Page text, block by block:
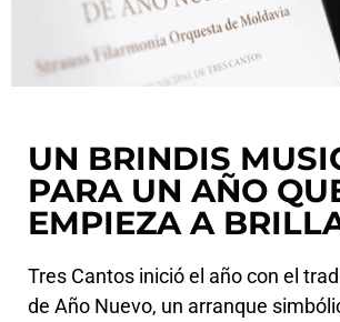
UN BRINDIS
PARA UN AÑO
EMPIEZA A
Tres Cantos inició el año con el
de Año Nuevo, un arranque